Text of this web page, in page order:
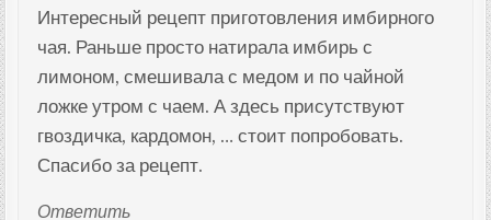
Интересный рецепт приготовления имбирного
чая. Раньше просто натирала имбирь с
лимоном, смешивала с медом и по чайной
ложке утром с чаем. А здесь присутствуют
гвоздичка, кардомон, … стоит попробовать.
Спасибо за рецепт.
Ответить